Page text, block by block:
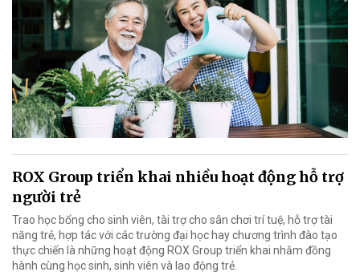
ROX Group triển khai nhiều hoạt động hỗ trợ
người trẻ
Trao học bổng cho sinh viên, tài trợ cho sân chơi trí tuệ, hỗ trợ tài
năng trẻ, hợp tác với các trường đại học hay chương trình đào tạo
thực chiến là những hoạt động ROX Group triển khai nhằm đồng
hành cùng học sinh, sinh viên và lao động trẻ.